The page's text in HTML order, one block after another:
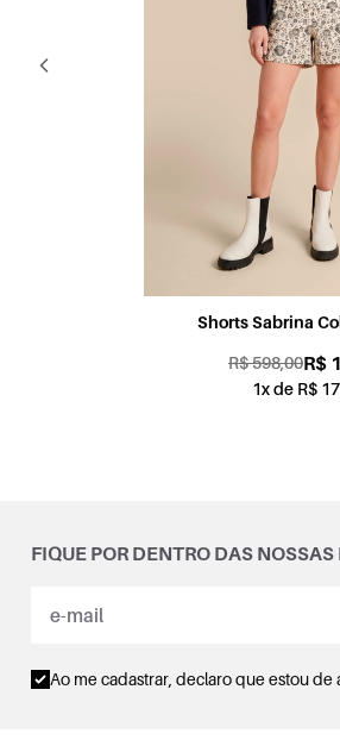
Shorts
R$ 598,00
1x de R$
FIQUE POR DENTRO DAS
Ao me cadastrar, declaro que estou de